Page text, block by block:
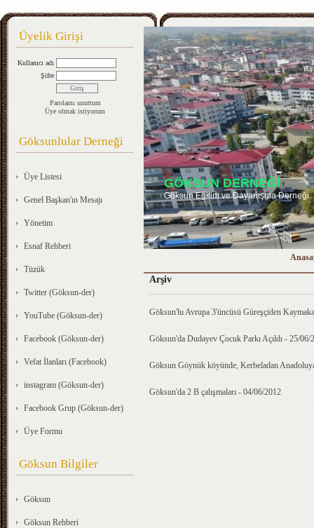
Üyelik Girişi
Kullanıcı adı
Şifre
Parolamı unuttum
Üye olmak istiyorum
Göksunlular Derneği
Üye Listesi
Genel Başkan'ın Mesajı
Yönetim
Esnaf Rehberi
Tüzük
Twitter (Göksun-der)
YouTube (Göksun-der)
Facebook (Göksun-der)
Vefat İlanları (Facebook)
instagram (Göksun-der)
Facebook Grup (Göksun-der)
Üye Formu
Göksun Bilgiler
Göksun
Göksun Rehberi
GÖKSUN DERNEĞİ
Göksun Eğitim ve Dayanışma Derneği
Arşiv
Göksun'lu Avrupa 3'üncüsü Güreşçiden
Göksun'da Dudayev Çocuk Parkı Açıldı - 25/06/
Göksun Göynük köyünde, Kerbeladan
Göksun'da 2 B çalışmaları - 04/06/2012